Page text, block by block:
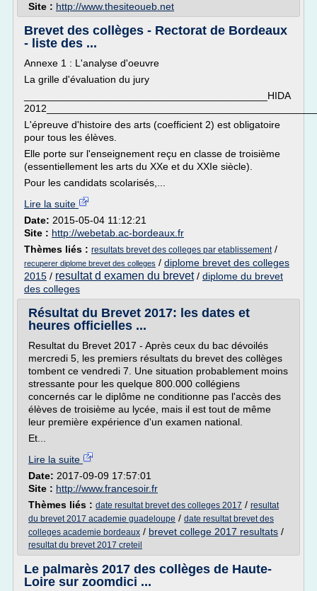
Site : http://www.thesiteoueb.net
Brevet des collèges - Rectorat de Bordeaux
- liste des ...
Annexe 1 : L'analyse d'oeuvre
La grille d'évaluation du jury
___________________________________________HIDA
L'épreuve d'histoire des arts (coefficient 2) est obligatoire
pour tous les élèves.
Elle porte sur l'enseignement reçu en classe de troisième
(essentiellement les arts du XXe et du XXIe siècle).
Pour les candidats scolarisés,...
Lire la suite
Date: 2015-05-04 11:12:21
Site : http://webetab.ac-bordeaux.fr
Thèmes liés : resultats brevet des colleges par etablissement/
recuperer diplome brevet des colleges / diplome brevet des colleges
2015 / resultat d examen du brevet/ diplome du brevet
des colleges
Résultat du Brevet 2017: les dates et
heures officielles ...
Resultat du Brevet 2017 - Après ceux du bac dévoilés
mercredi 5, les premiers résultats du brevet des collèges
tombent ce vendredi 7. Une situation probablement moins
stressante pour les quelque 800.000 collégiens
concernés car le diplôme ne conditionne pas l'accès des
élèves de troisième au lycée, mais il est tout de même
leur première expérience d'un examen national.
Et...
Lire la suite
Date: 2017-09-09 17:57:01
Site : http://www.francesoir.fr
Thèmes liés : date resultat brevet des colleges 2017 / resultat
du brevet 2017 academie guadeloupe / date resultat brevet des
colleges academie bordeaux / brevet college 2017 resultats /
resultat du brevet 2017 creteil
Le palmarès 2017 des collèges de Haute-
Loire sur zoomdici ...